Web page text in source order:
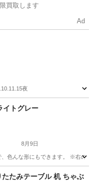
買取します
Ad
夜
イトグレー
8月9日
色んな形にもできます。 ※右の
たたみテーブル 机 ちゃぶ